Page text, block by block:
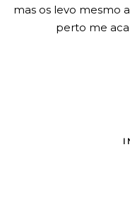
mas os levo mesmo
perto me